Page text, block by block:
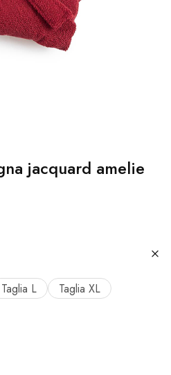
jacquard amelie
Taglia L
Taglia XL